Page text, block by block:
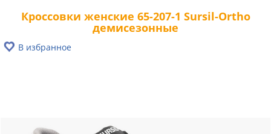
Кроссовки женские 65-207-1 Sursil-Ortho
демисезонные
В избранное